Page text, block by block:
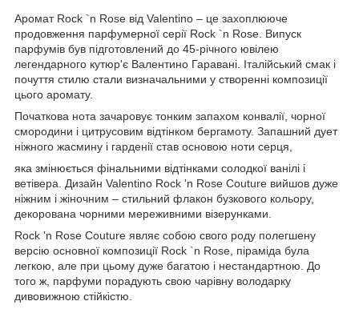
Аромат Rock `n Rose від Valentino – це захоплююче
продовження парфумерної серії Rock `n Rose. Випуск
парфумів був підготовлений до 45-річного ювілею
легендарного кутюр'є Валентино Гаравані. Італійський смак і
почуття стилю стали визначальними у створенні композиції
цього аромату.
Початкова нота зачаровує тонким запахом конвалії, чорної
смородини і цитрусовим відтінком бергамоту. Запашний дует
ніжного жасмину і гарденії став основою ноти серця,
яка змінюється фінальними відтінками солодкої ванілі і
ветівера. Дизайн Valentino Rock 'n Rose Couture вийшов дуже
ніжним і жіночним – стильний флакон бузкового кольору,
декорована чорними мереживними візерунками.
Rock 'n Rose Couture являє собою свого роду полегшену
версію основної композиції Rock `n Rose, піраміда була
легкою, але при цьому дуже багатою і нестандартною. До
того ж, парфуми порадують свою чарівну володарку
дивовижною стійкістю.